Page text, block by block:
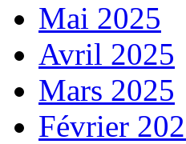
Mai 2025
Avril 2025
Mars 2025
Février